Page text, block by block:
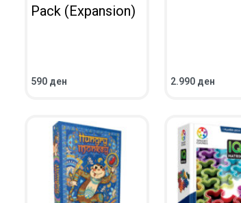
Pack (Expansion)
590 ден
ВО КОШНИЧКА
2.990 ден
ВО КОШНИЧКА